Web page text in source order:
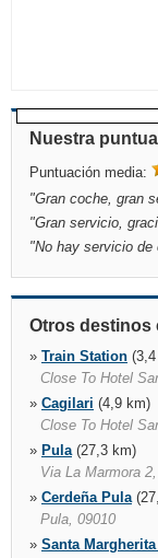
Nuestra
Puntuación media:
"Gran coche, gran
"Gran servicio,
"No hay servicio de
Otros destinos
» Train Station
Close To Hotel
» Cagilari (4,9 km)
Close To Hotel
» Pula(27,3 km)
Via La Marmora
» Cerdeña Pula
Pula, 09010
» Santa